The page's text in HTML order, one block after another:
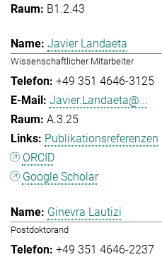
B1.2.43
Javier Landaeta
Wissenschaftlicher Mitarbeiter
+49 351 4646-3125
Javier.Landaeta@...
A.3.25
Publikationsreferenzen
ORCID
Google Scholar
Ginevra Lautizi
Postdoktorand
+49 351 4646-2237